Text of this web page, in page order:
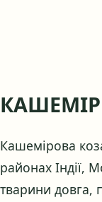
КАШЕМІР
Кашемірова
районах Індії,
тварини довга,